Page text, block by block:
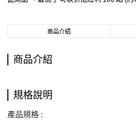
商品介紹
商品介紹
規格說明
產品